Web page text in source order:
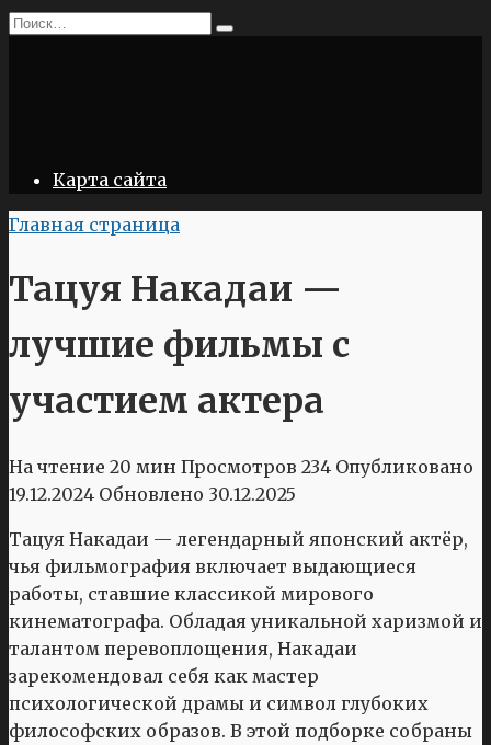
Перейти
Search
Карта сайта
Главная страница
Тацуя Накадаи —
лучшие фильмы с
участием актера
На чтение 20 мин Просмотров 234 Опубликовано
19.12.2024 Обновлено 30.12.2025
Тацуя Накадаи — легендарный японский актёр,
чья фильмография включает выдающиеся
работы, ставшие классикой мирового
кинематографа. Обладая уникальной харизмой и
талантом перевоплощения, Накадаи
зарекомендовал себя как мастер
психологической драмы и символ глубоких
философских образов. В этой подборке собраны